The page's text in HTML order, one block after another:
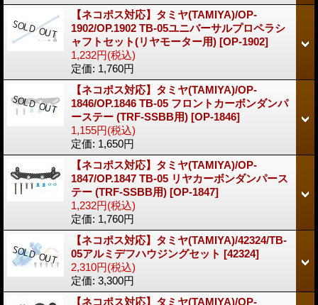
【ネコポス対応】タミヤ(TAMIYA)/OP-
1902/OP.1902 TB-05ユニバーサルプロペラシ
ャフトセット(リヤモーター用) [OP-1902]
1,232円(税込)
定価: 1,760円
【ネコポス対応】タミヤ(TAMIYA)/OP-
1846/OP.1846 TB-05 フロントカーボンダンパ
ーステー (TRF-SSBB用) [OP-1846]
1,155円(税込)
定価: 1,650円
【ネコポス対応】タミヤ(TAMIYA)/OP-
1847/OP.1847 TB-05 リヤカーボンダンパース
テー (TRF-SSBB用) [OP-1847]
1,232円(税込)
定価: 1,760円
【ネコポス対応】タミヤ(TAMIYA)/42324/TB-
05アルミデフハウジングセット [42324]
2,310円(税込)
定価: 3,300円
【ネコポス対応】タミヤ(TAMIYA)/OP-